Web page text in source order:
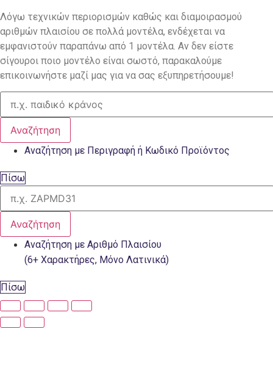
Λόγω τεχνικών περιορισμών καθώς και διαμοιρασμού
αριθμών πλαισίου σε πολλά μοντέλα, ενδέχεται να
εμφανιστούν παραπάνω από 1 μοντέλα. Αν δεν είστε
σίγουροι ποιο μοντέλο είναι σωστό, παρακαλούμε
επικοινωνήστε μαζί μας για να σας εξυπηρετήσουμε!
Αναζήτηση
Αναζήτηση με Περιγραφή ή Κωδικό Προϊόντος
Πίσω
Αναζήτηση
Αναζήτηση με Αριθμό Πλαισίου
(6+ Χαρακτήρες, Μόνο Λατινικά)
Πίσω